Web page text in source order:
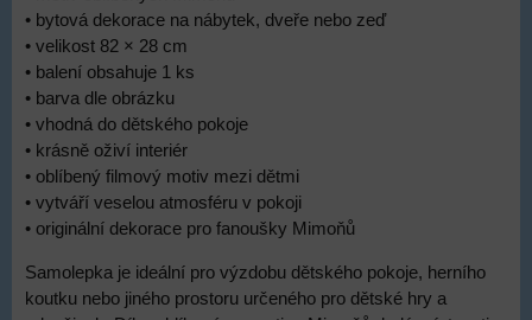
• bytová dekorace na nábytek, dveře nebo zeď
• velikost 82 × 28 cm
• balení obsahuje 1 ks
• barva dle obrázku
• vhodná do dětského pokoje
• krásně oživí interiér
• oblíbený filmový motiv mezi dětmi
• vytváří veselou atmosféru v pokoji
• originální dekorace pro fanoušky Mimoňů
Samolepka je ideální pro výzdobu dětského pokoje, herního
koutku nebo jiného prostoru určeného pro dětské hry a